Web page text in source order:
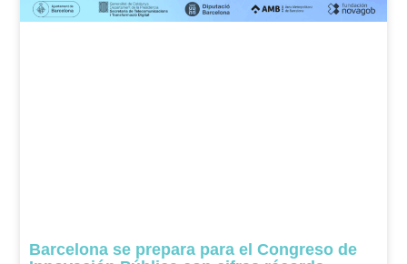
Barcelona se prepara para el Congreso de